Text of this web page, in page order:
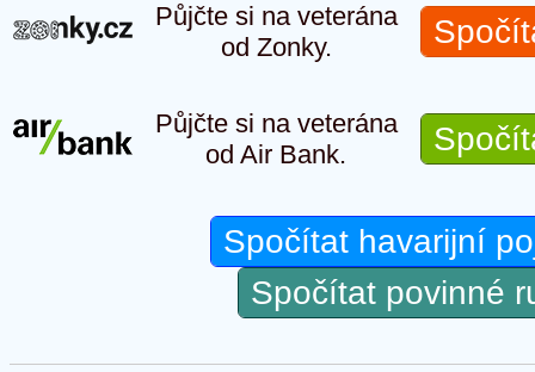
Půjčte si na veterána
od Zonky.
Půjčte si na veterána
od Air Bank.
Spočítat havarijní
Spočítat povinné